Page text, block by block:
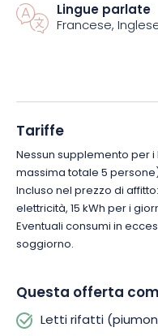
sereno e incontaminato,
nella foresta o
bersaglio elettronico per
insieme, ridere,
stagione.
Il recente ampliamento è
sostenibilità, utilizzando
manutenzione rispettosa
Sapinière ô Jules è un
modo diverso, unendo
Lingue parlate
Francese,
Tariffe
Nessun supplemento per
massima totale 5
Incluso nel prezzo di
elettricità, 15 kWh per i
Eventuali consumi in
soggiorno.
Questa offerta
Letti rifatti